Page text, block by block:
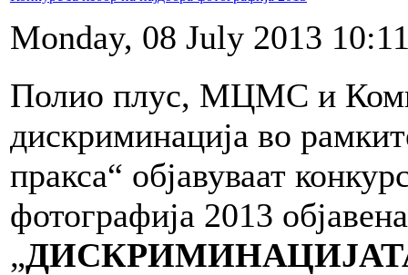
Monday, 08 July 2013
Полио плус, МЦМС и
дискриминација во
пракса“ објавуваат
фотографија 2013
„